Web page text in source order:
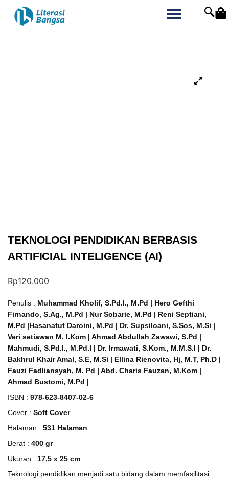
TEKNOLOGI PENDIDIKAN BERBASIS
ARTIFICIAL INTELIGENCE (AI)
Rp120.000
Penulis : Muhammad Kholif, S.Pd.I., M.Pd | Hero Gefthi
Firnando, S.Ag., M.Pd | Nur Sobarie, M.Pd | Reni Septiani,
M.Pd |Hasanatut Daroini, M.Pd | Dr. Supsiloani, S.Sos, M.Si |
Veri setiawan M. I.Kom | Ahmad Abdullah Zawawi, S.Pd |
Mahmudi, S.Pd.I., M.Pd.I | Dr. Irmawati, S.Kom., M.M.S.I | Dr.
Bakhrul Khair Amal, S.E, M.Si | Ellina Rienovita, Hj, M.T, Ph.D |
Fauzi Fadliansyah, M. Pd | Abd. Charis Fauzan, M.Kom |
Ahmad Bustomi, M.Pd |
ISBN : 978-623-8407-02-6
Cover : Soft Cover
Halaman : 531 Halaman
Berat : 400 gr
Ukuran : 17,5 x 25 cm
Teknologi pendidikan menjadi satu bidang dalam memfasilitasi